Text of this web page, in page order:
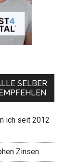
SELBER
ich seit 2012
Zinsen